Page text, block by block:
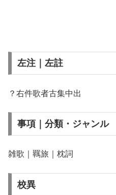
左注｜左註
？右件歌者古集中出
事項｜分類・ジャンル
雑歌｜羈旅｜枕詞
校異